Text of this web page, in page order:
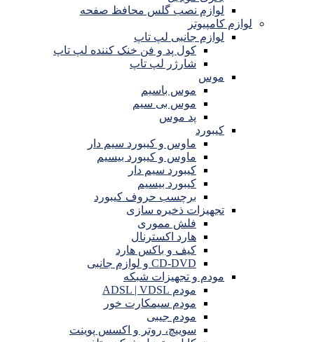
لوازم نصب گلس محافظ صفحه
لوازم کامپیوتر
لوازم جانبی لپ تاپ
کول پد و فن خنک کننده لپ تاپ
شارژر لپ تاپ
موس
موس باسیم
موس بی سیم
پد موس
کیبورد
ماوس و کیبورد سیم دار
ماوس و کیبورد بیسیم
کیبورد سیم دار
کیبورد بیسیم
برچسب حروف کیبورد
تجهیزات ذخیره سازی
فلش مموری
هارد اکسترنال
کیف و باکس هارد
CD-DVD و لوازم جانبی
مودم و تجهیزات شبکه
مودم ADSL | VDSL
مودم سیمکارت خور
مودم جیبی
سوییچ، روتر و اکسس پوینت